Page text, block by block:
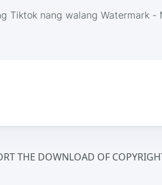
Tiktok nang walang Watermark -
THE DOWNLOAD OF